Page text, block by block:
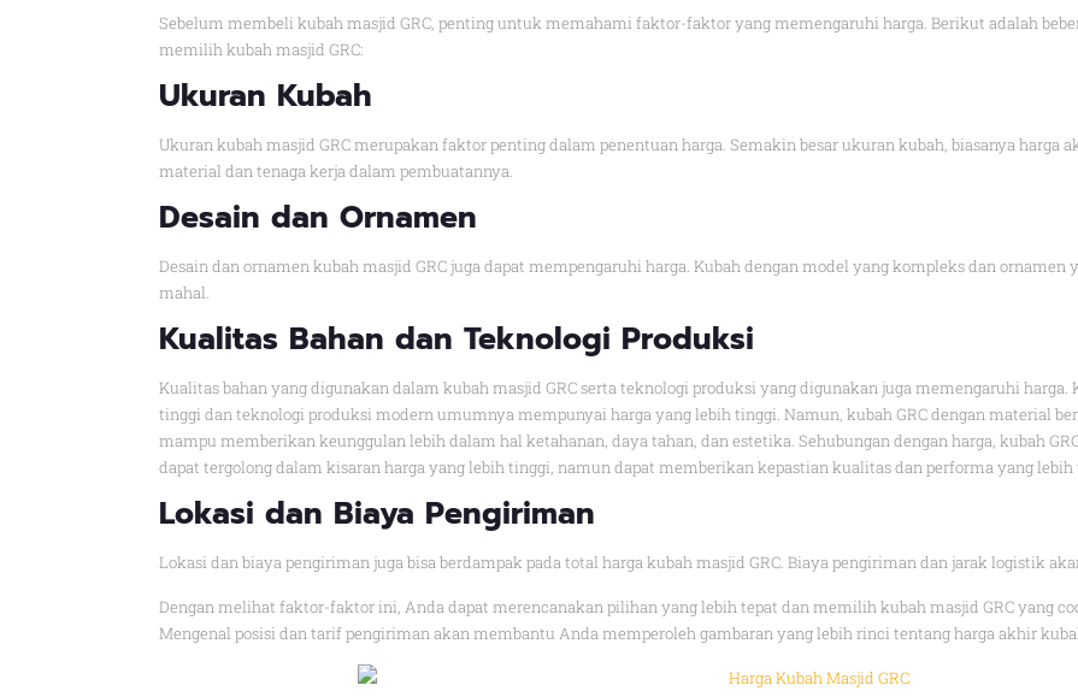
Sebelum membeli kubah masjid GRC, penting untuk memahami faktor-faktor yang memengaruhi harga. Berikut adalah
memilih kubah masjid GRC:
Ukuran Kubah
Ukuran kubah masjid GRC merupakan faktor penting dalam penentuan harga. Semakin besar ukuran kubah, biasanya
material dan tenaga kerja dalam pembuatannya.
Desain dan Ornamen
Desain dan ornamen kubah masjid GRC juga dapat mempengaruhi harga. Kubah dengan model yang kompleks dan
mahal.
Kualitas Bahan dan Teknologi Produksi
Kualitas bahan yang digunakan dalam kubah masjid GRC serta teknologi produksi yang digunakan juga memengaruhi harga.
tinggi dan teknologi produksi modern umumnya mempunyai harga yang lebih tinggi. Namun, kubah GRC dengan material
mampu memberikan keunggulan lebih dalam hal ketahanan, daya tahan, dan estetika. Sehubungan dengan harga, kubah
dapat tergolong dalam kisaran harga yang lebih tinggi, namun dapat memberikan kepastian kualitas dan performa yang lebih
Lokasi dan Biaya Pengiriman
Lokasi dan biaya pengiriman juga bisa berdampak pada total harga kubah masjid GRC. Biaya pengiriman dan jarak logistik
Dengan melihat faktor-faktor ini, Anda dapat merencanakan pilihan yang lebih tepat dan memilih kubah masjid GRC yang
Mengenal posisi dan tarif pengiriman akan membantu Anda memperoleh gambaran yang lebih rinci tentang harga akhir